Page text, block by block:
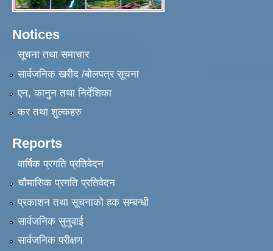
Notices
सूचना तथा समाचार
सार्वजनिक खरीद /बोलपत्र सूचना
एन, कानुन तथा निर्देशिका
कर तथा शुल्कहरु
Reports
वार्षिक प्रगति प्रतिवेदन
चौमासिक प्रगति प्रतिवेदन
प्रकाशन तथा सूचनाको हक सम्बन्धी
सार्वजनिक सुनुवाई
सार्वजनिक परीक्षण